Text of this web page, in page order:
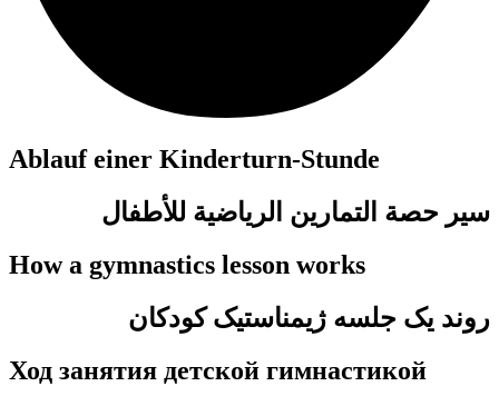
Ablauf einer Kinderturn-Stunde
سير حصة التمارين الرياضية للأطفال
How a gymnastics lesson works
روند یک جلسه ژیمناستیک کودکان
Ход занятия детской гимнастикой